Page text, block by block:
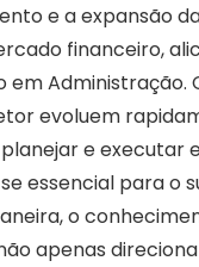
e a expansão
financeiro,
em Administração.
evoluem
e executar
essencial para o
o
apenas direciona